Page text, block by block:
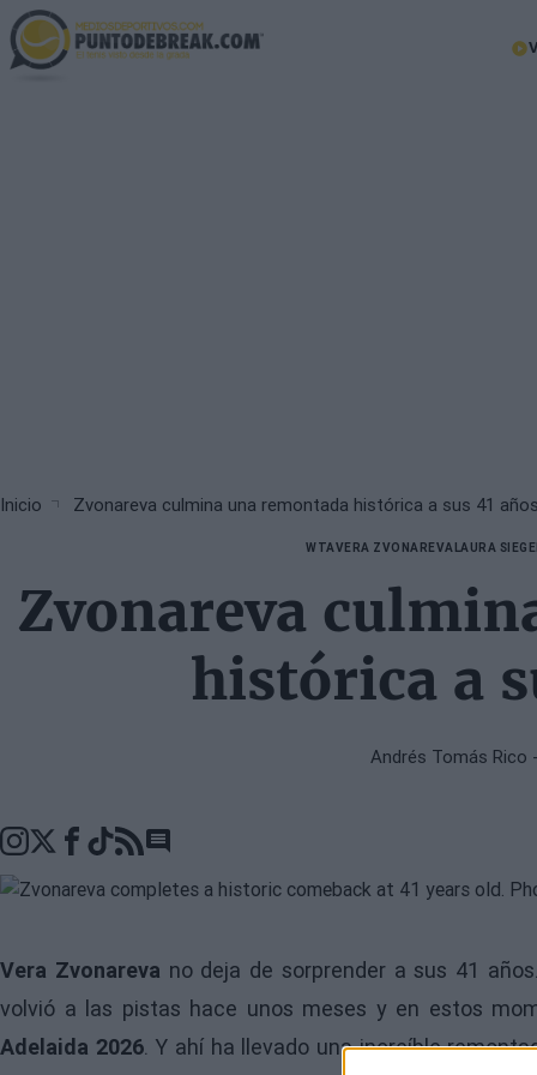
Skip
to
main
Breadcrumb
Inicio Zvonareva culmina una remontada histórica a sus 41 años
WTAVERA ZVONAREVALAURA
Zvonareva
histórica a
Andrés Tomás Rico
Go to comments seciton
Vera Zvonareva no deja de sorprender a sus 41
volvió a las pistas hace unos meses y en estos
Adelaida 2026. Y ahí ha llevado una increíble